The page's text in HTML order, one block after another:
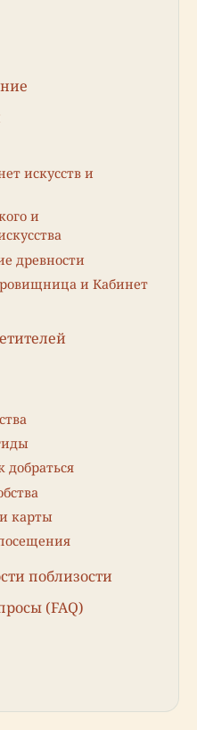
искусств и
и
древности
и Кабинет
добраться
карты
поблизости
(FAQ)